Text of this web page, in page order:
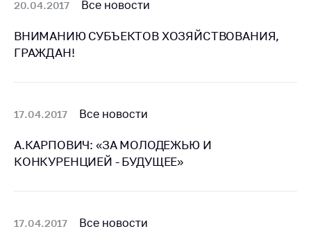
Адрес и режим
работы
Горячая линия
Пресс-служба
Вышестоящий
Важное на сайте
20.04.2017 Все новости
ВНИМАНИЮ СУБЪЕКТОВ ХОЗЯЙСТВОВАНИЯ,
ГРАЖДАН!
17.04.2017 Все новости
А.КАРПОВИЧ: «ЗА МОЛОДЕЖЬЮ И
КОНКУРЕНЦИЕЙ - БУДУЩЕЕ»
17.04.2017 Все новости